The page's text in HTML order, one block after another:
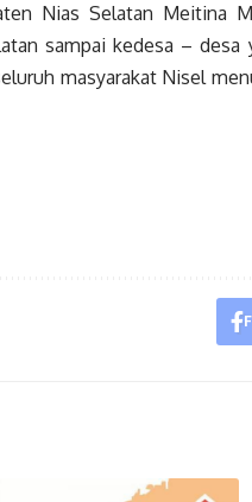
Nias Selatan Meitina
sampai kedesa –
masyarakat Nisel